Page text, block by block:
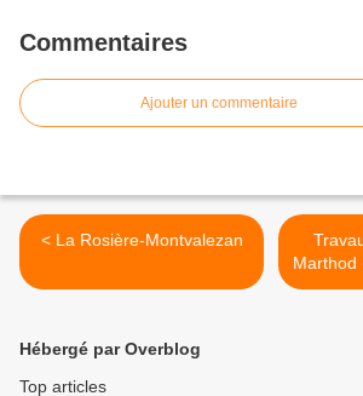
Commentaires
Ajouter un commentaire
< La Rosière-Montvalezan
Hébergé par Overblog
Top articles